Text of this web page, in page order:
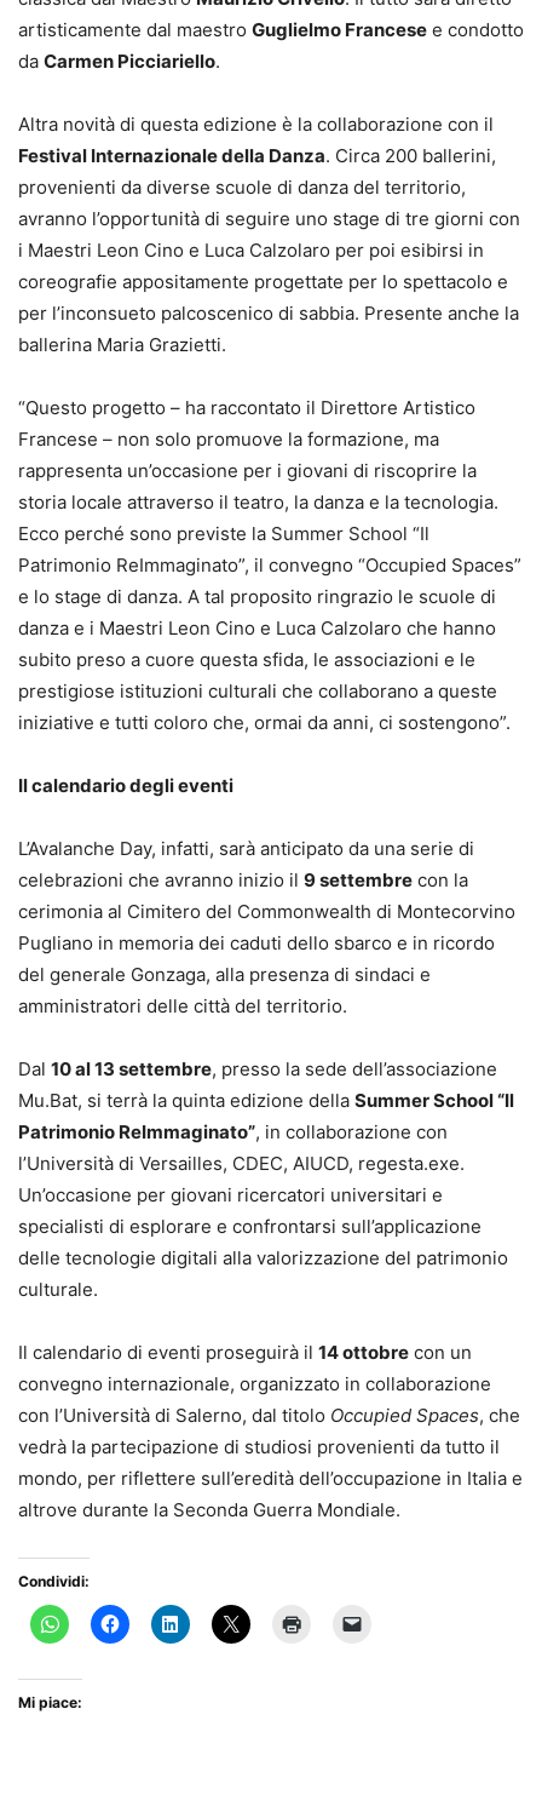
artisticamente dal maestro Guglielmo Francese e condotto
da Carmen Picciariello.
Altra novità di questa edizione è la collaborazione con il
Festival Internazionale della Danza. Circa 200 ballerini,
provenienti da diverse scuole di danza del territorio,
avranno l’opportunità di seguire uno stage di tre giorni con
i Maestri Leon Cino e Luca Calzolaro per poi esibirsi in
coreografie appositamente progettate per lo spettacolo e
per l’inconsueto palcoscenico di sabbia. Presente anche la
ballerina Maria Grazietti.
“Questo progetto – ha raccontato il Direttore Artistico
Francese – non solo promuove la formazione, ma
rappresenta un’occasione per i giovani di riscoprire la
storia locale attraverso il teatro, la danza e la tecnologia.
Ecco perché sono previste la Summer School “Il
Patrimonio ReImmaginato”, il convegno “Occupied Spaces”
e lo stage di danza. A tal proposito ringrazio le scuole di
danza e i Maestri Leon Cino e Luca Calzolaro che hanno
subito preso a cuore questa sfida, le associazioni e le
prestigiose istituzioni culturali che collaborano a queste
iniziative e tutti coloro che, ormai da anni, ci sostengono”.
Il calendario degli eventi
L’Avalanche Day, infatti, sarà anticipato da una serie di
celebrazioni che avranno inizio il 9 settembre con la
cerimonia al Cimitero del Commonwealth di Montecorvino
Pugliano in memoria dei caduti dello sbarco e in ricordo
del generale Gonzaga, alla presenza di sindaci e
amministratori delle città del territorio.
Dal 10 al 13 settembre, presso la sede dell’associazione
Mu.Bat, si terrà la quinta edizione della Summer School “Il
Patrimonio ReImmaginato”, in collaborazione con
l’Università di Versailles, CDEC, AIUCD, regesta.exe.
Un’occasione per giovani ricercatori universitari e
specialisti di esplorare e confrontarsi sull’applicazione
delle tecnologie digitali alla valorizzazione del patrimonio
culturale.
Il calendario di eventi proseguirà il 14 ottobre con un
convegno internazionale, organizzato in collaborazione
con l’Università di Salerno, dal titolo Occupied Spaces, che
vedrà la partecipazione di studiosi provenienti da tutto il
mondo, per riflettere sull’eredità dell’occupazione in Italia e
altrove durante la Seconda Guerra Mondiale.
Condividi:
Mi piace: